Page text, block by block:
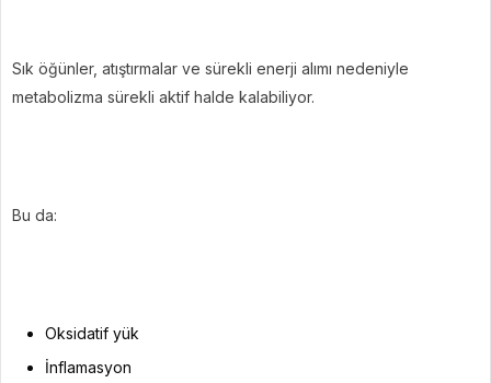
Sık öğünler, atıştırmalar ve sürekli enerji alımı nedeniyle
metabolizma sürekli aktif halde kalabiliyor.
Bu da:
Oksidatif yük
İnflamasyon